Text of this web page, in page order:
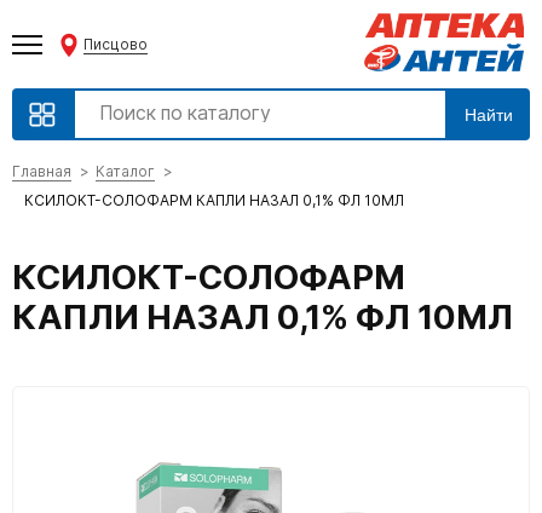
Писцово
Найти
Главная
Каталог
КСИЛОКТ-СОЛОФАРМ КАПЛИ НАЗАЛ 0,1% ФЛ 10МЛ
КСИЛОКТ-СОЛОФАРМ
КАПЛИ НАЗАЛ 0,1% ФЛ 10МЛ